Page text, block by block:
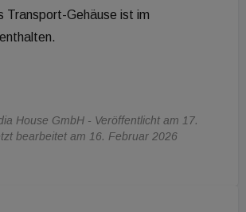
Transport-Gehäuse ist im
House GmbH - Veröffentlicht am 17.
bearbeitet am 16. Februar 2026